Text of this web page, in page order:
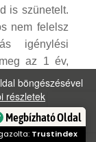
is szünetelt.
nem felelsz
igénylési
az 1 év,
böngészésével
részletek
Megbízható Oldal